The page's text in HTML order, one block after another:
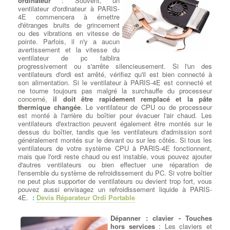
chiffrait les données des victimes et exigeait une rançon en
bitcoin pour les récupérer.
NotPetya / ExPetr : Il est apparu en juin 2017 et a été classé
comme un ransomware, mais son objectif principal semblait être
de causer des dommages plutôt que de gagner de l'argent grâce
aux rançons. Il a causé des dégâts importants aux entreprises et
aux infrastructures informatiques.
Conficker : Lancé en 2008, Conficker était un ver informatique
qui se propageait rapidement en exploitant des vulnérabilités
dans les systèmes Windows. Il pouvait prendre le contrôle
complet des ordinateurs infectés.
Zeus (Zbot) : C'était un cheval de Troie financier très dangereux
qui visait principalement à voler des informations sensibles,
telles que les identifiants bancaires et les mots de passe.
Stuxnet : Découvert en 2010, Stuxnet était un ver informatique
sophistiqué conçu pour cibler les systèmes de contrôle
industriels, en particulier ceux liés au programme nucléaire
iranien. Il est considéré comme l'une des premières armes
cybernétiques déployées pour attaquer des infrastructures
critiques.
Cryptolocker : C'était un ransomware qui a commencé à circuler
en 2013. Il chiffrait les fichiers des victimes et demandait une
rançon pour les décrypter.
Mirai : Apparu en 2016, Mirai était un logiciel malveillant de type
botnet qui infectait principalement les objets connectés (IoT) pour
utilisé pour lancer des attaques DDoS massives.
Emotet : C'était un cheval de Troie bancaire qui a évolué pour
ventilateur d'ordinateur à PARIS-
4E commencera à émettre
d'étranges bruits de grincement
ou des vibrations en vitesse de
pointe. Parfois, il n'y a aucun
avertissement et la vitesse du
ventilateur de pc faiblira
progressivement ou s'arrête silencieusement. Si l'un des
ventilateurs d'ordi est arrêté, vérifiez qu'il est bien connecté à
son alimentation. Si le ventilateur à PARIS-4E est connecté et
ne tourne toujours pas malgré la surchauffe du processeur
concerné, il doit être rapidement remplacé et la pâte
thermique changée. Le ventilateur de CPU ou de processeur
est monté à l'arrière du boîtier pour évacuer l'air chaud. Les
ventilateurs d'extraction peuvent également être montés sur le
dessus du boîtier, tandis que les ventilateurs d'admission sont
généralement montés sur le devant ou sur les côtés. Si tous les
ventilateurs de votre système CPU à PARIS-4E fonctionnent,
mais que l'ordi reste chaud ou est instable, vous pouvez ajouter
d'autres ventilateurs ou bien effectuer une réparation de
l'ensemble du système de refroidissement du PC. Si votre boîtier
ne peut plus supporter de ventilateurs ou devient trop fort, vous
pouvez aussi envisagez un refroidissement liquide à PARIS-
4E. : Devis Réparateur Ordi Portable
Dépanner : clavier - Touches
hors services: Les claviers et